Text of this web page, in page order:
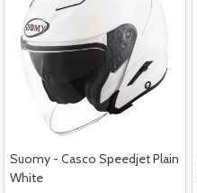
Suomy - Casco Speedjet Plain
White